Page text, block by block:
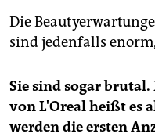
Die
sind jedenfalls
Sie sind sogar
von L'Oreal heißt es
werden die ersten